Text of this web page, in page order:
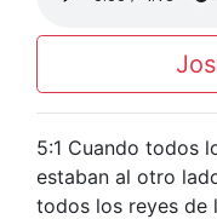
5:1 Cuando todos
estaban al otro
todos los reyes de